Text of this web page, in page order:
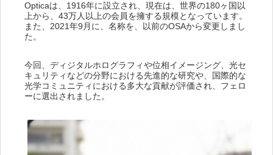
Opticaは、1916年に設立され、現在は、世界の180ヶ国以
上から、43万人以上の会員を擁する規模となっています。
また、2021年9月に、名称を、以前のOSAから変更しまし
た。
今回、ディジタルホログラフィや位相イメージング、光セ
キュリティなどの分野における先進的な研究や、国際的な
光学コミュニティにおける多大な貢献が評価され、フェロ
ーに選出されました。